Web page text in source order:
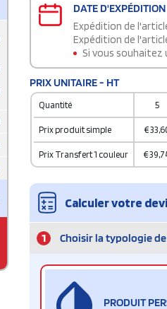
DATE D'EXPÉDITION
Expédition de
Expédition de
Si vous souhaitez
PRIX UNITAIRE - HT
Quantité 5
Prix produit simple €
Prix Transfert 1 couleur €
Calculer votre
1 Choisir la typologie
PRODUIT